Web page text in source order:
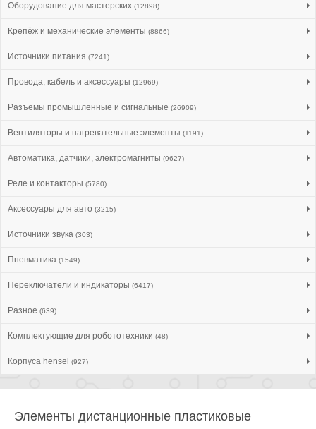
Оборудование для мастерских (12898)
Крепёж и механические элементы (8866)
Источники питания (7241)
Провода, кабель и аксессуары (12969)
Разъемы промышленные и сигнальные (26909)
Вентиляторы и нагревательные элементы (1191)
Автоматика, датчики, электромагниты (9627)
Реле и контакторы (5780)
Аксессуары для авто (3215)
Источники звука (303)
Пневматика (1549)
Переключатели и индикаторы (6417)
Разное (639)
Комплектующие для робототехники (48)
Корпуса hensel (927)
Элементы дистанционные пластиковые